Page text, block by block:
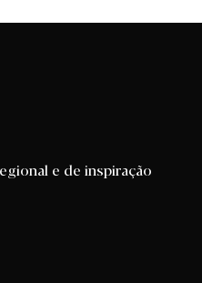
e de inspiração